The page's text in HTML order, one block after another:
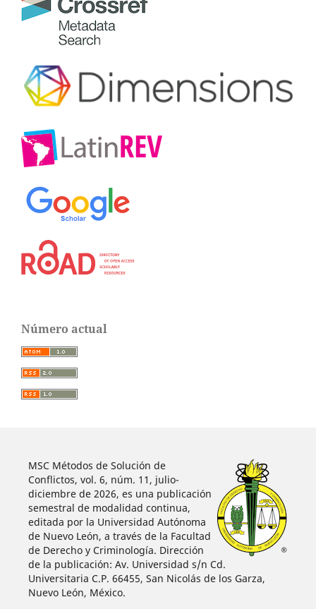
Número actual
MSC Métodos de Solución de
Conflictos, vol. 6, núm. 11, julio-
diciembre de 2026, es una publicación
semestral de modalidad continua,
editada por la Universidad Autónoma
de Nuevo León, a través de la Facultad
de Derecho y Criminología. Dirección
de la publicación: Av. Universidad s/n Cd.
Universitaria C.P. 66455, San Nicolás de los Garza,
Nuevo León, México.